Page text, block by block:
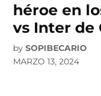
héroe en
vs Inter de
by SOPIBECARIO
MARZO 13, 2024